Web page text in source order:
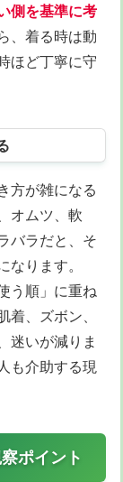
側を基準に考
、着る時は動
ほど丁寧に守
方が雑になる
オムツ、軟
バラだと、そ
ります。
う順」に重ね
、ズボン、
迷いが減りま
も介助する現
ポイント